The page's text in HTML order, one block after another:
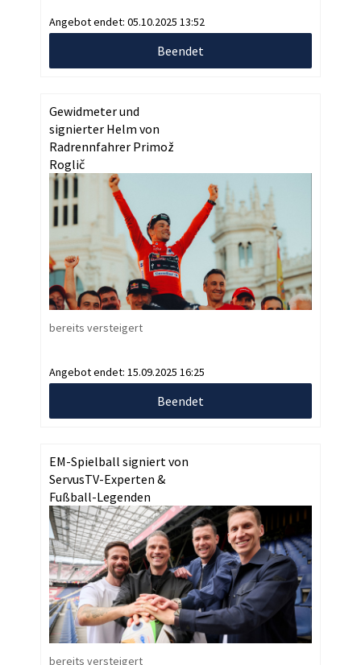
Angebot endet: 05.10.2025 13:52
Beendet
Gewidmeter und
signierter Helm von
Radrennfahrer Primož
Roglič
bereits versteigert
Angebot endet: 15.09.2025 16:25
Beendet
EM-Spielball signiert von
ServusTV-Experten &
Fußball-Legenden
bereits versteigert